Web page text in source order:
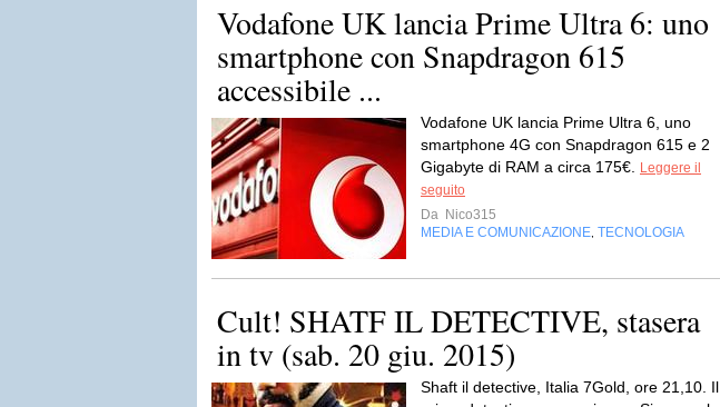
Vodafone UK lancia Prime Ultra 6: uno
smartphone con Snapdragon 615
accessibile ...
Vodafone UK lancia Prime Ultra 6, uno
smartphone 4G con Snapdragon 615 e 2
Gigabyte di RAM a circa 175€.
Leggere il
seguito
Da Nico315
MEDIA E COMUNICAZIONE TECNOLOGIA
Cult! SHATF IL DETECTIVE, stasera
in tv (sab. 20 giu. 2015)
Shaft il detective, Italia 7Gold, ore 21,10. Il